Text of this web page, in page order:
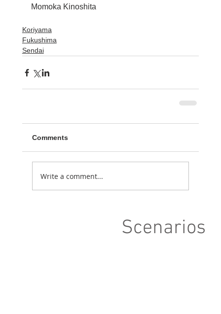
Momoka Kinoshita
Koriyama
Fukushima
Sendai
Comments
Write a comment...
Scenarios